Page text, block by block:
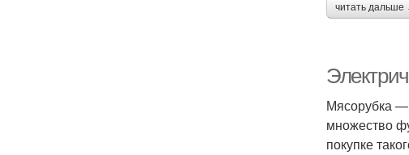
читать дальше
Мясорубка —
множество
покупке